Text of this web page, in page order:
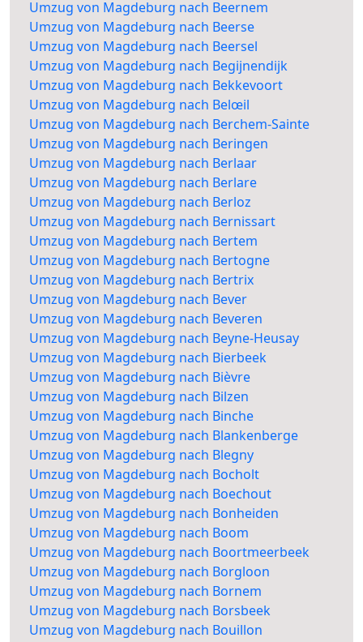
Umzug von Magdeburg nach Beernem
Umzug von Magdeburg nach Beerse
Umzug von Magdeburg nach Beersel
Umzug von Magdeburg nach Begijnendijk
Umzug von Magdeburg nach Bekkevoort
Umzug von Magdeburg nach Belœil
Umzug von Magdeburg nach Berchem-Sainte
Umzug von Magdeburg nach Beringen
Umzug von Magdeburg nach Berlaar
Umzug von Magdeburg nach Berlare
Umzug von Magdeburg nach Berloz
Umzug von Magdeburg nach Bernissart
Umzug von Magdeburg nach Bertem
Umzug von Magdeburg nach Bertogne
Umzug von Magdeburg nach Bertrix
Umzug von Magdeburg nach Bever
Umzug von Magdeburg nach Beveren
Umzug von Magdeburg nach Beyne-Heusay
Umzug von Magdeburg nach Bierbeek
Umzug von Magdeburg nach Bièvre
Umzug von Magdeburg nach Bilzen
Umzug von Magdeburg nach Binche
Umzug von Magdeburg nach Blankenberge
Umzug von Magdeburg nach Blegny
Umzug von Magdeburg nach Bocholt
Umzug von Magdeburg nach Boechout
Umzug von Magdeburg nach Bonheiden
Umzug von Magdeburg nach Boom
Umzug von Magdeburg nach Boortmeerbeek
Umzug von Magdeburg nach Borgloon
Umzug von Magdeburg nach Bornem
Umzug von Magdeburg nach Borsbeek
Umzug von Magdeburg nach Bouillon